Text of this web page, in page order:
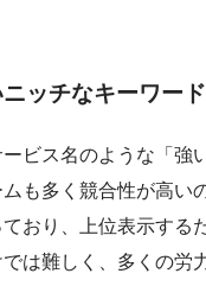
ッチなキーワー
ビス名のような「強
も多く競合性が高い
おり、上位表示する
は難しく、多くの労